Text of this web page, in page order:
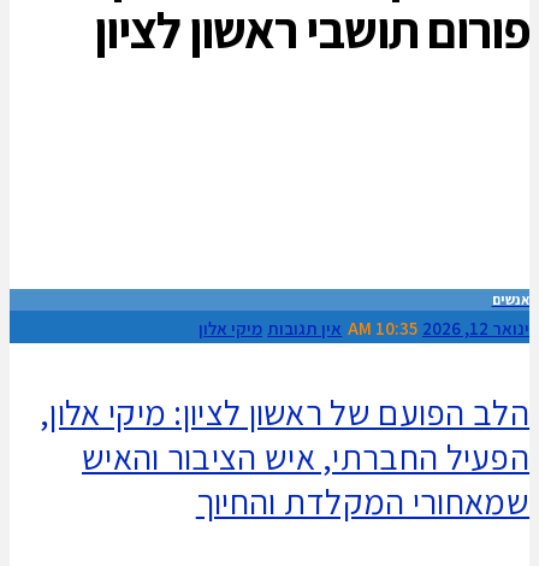
פורום תושבי ראשון לציון
אנשים
ינואר 12, 2026 10:35 AM אין תגובות מיקי אלון
הלב הפועם של ראשון לציון: מיקי אלון,
הפעיל החברתי, איש הציבור והאיש
שמאחורי המקלדת והחיוך